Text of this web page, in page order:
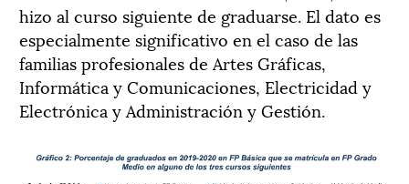
hizo al curso siguiente de graduarse. El dato es
especialmente significativo en el caso de las
familias profesionales de Artes Gráficas,
Informática y Comunicaciones, Electricidad y
Electrónica y Administración y Gestión.